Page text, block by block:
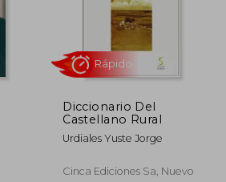
Diccionario Del
Castellano Rural
Urdiales Yuste Jorge
Cinca Ediciones Sa, Nuevo